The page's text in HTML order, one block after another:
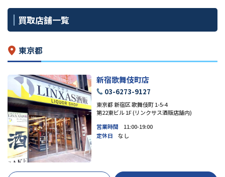
買取店舗一覧
東京都
新宿歌舞伎町店
03-6273-9127
東京都 新宿区 歌舞伎町 1-5-4
第22東ビル 1F (リンクサス酒販店舗内)
営業時間
11:00-19:00
定休日
なし